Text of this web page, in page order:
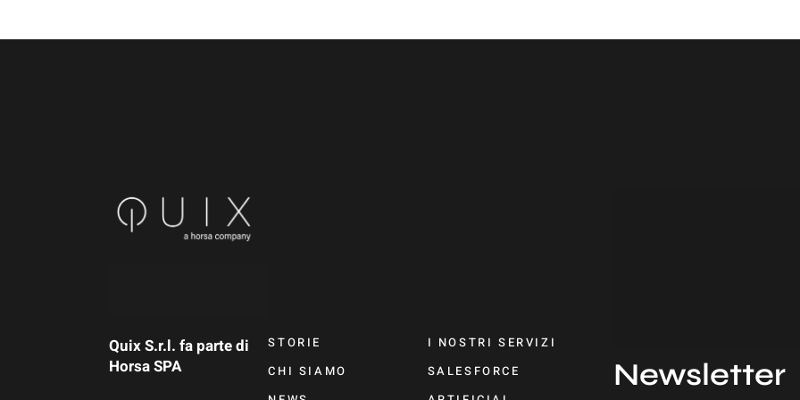
Quix S.r.l. fa parte di
Horsa SPA
STORIE
CHI SIAMO
I NOSTRI SERVIZI
SALESFORCE
Newsletter